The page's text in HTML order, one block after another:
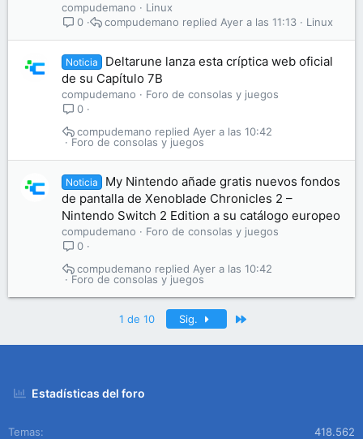
compudemano
Linux
0
Linux
Ayer a las 11:13
compudemano
Noticia
Deltarune lanza esta críptica web oficial
de su Capítulo 7B
compudemano
Foro de consolas y juegos
0
Foro de consolas y juegos
Ayer a las 10:42
compudemano
Noticia
My Nintendo añade gratis nuevos fondos
de pantalla de Xenoblade Chronicles 2 –
Nintendo Switch 2 Edition a su catálogo europeo
compudemano
Foro de consolas y juegos
0
Foro de consolas y juegos
Ayer a las 10:42
compudemano
1 de 10 Sig.
Estadísticas del foro
Temas
418.562